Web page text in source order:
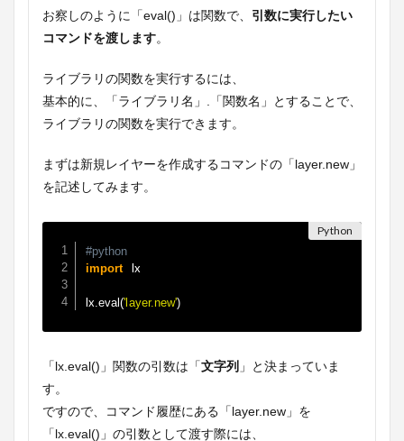
お察しのように「eval()」は関数で、 引数に実行したい
コマンドを渡します。
ライブラリの関数を実行するには、
基本的に、「ライブラリ名」.「関数名」とすることで、
ライブラリの関数を実行できます。
まずは新規レイヤーを作成するコマンドの「layer.new」
を記述してみます。
#python
import lx
lx.eval('layer.new')
「lx.eval()」関数の引数は「文字列 」と決まっていま
す。
ですので、コマンド履歴にある「layer.new」を
「lx.eval()」の引数として渡す際には、